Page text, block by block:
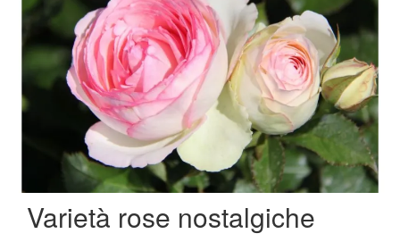
Varietà rose nostalgiche